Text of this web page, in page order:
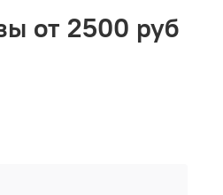
от 2500 руб